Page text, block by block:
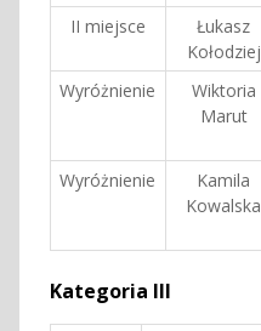
II miejsce
Łukasz
Kołodziej
Wyróżnienie
Wiktoria
Marut
Wyróżnienie
Kamila
Kowalska
Kategoria III